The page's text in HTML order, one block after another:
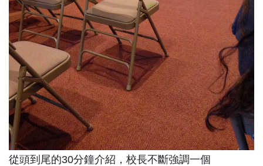
從頭到尾的30分鐘介紹，校長不斷強調一個